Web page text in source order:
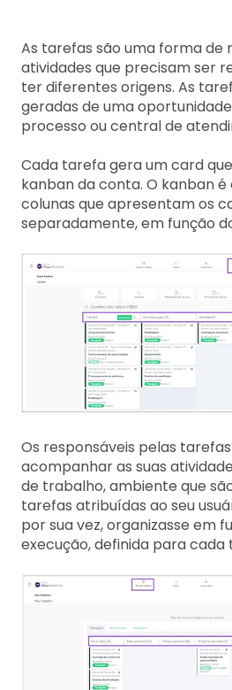
As tarefas são uma forma de
atividades que precisam ser
ter diferentes origens. As
geradas de uma
processo ou central de
Cada tarefa gera um card
kanban da conta. O kanban
colunas que apresentam os
separadamente, em função
Os responsáveis pelas
acompanhar as suas
de trabalho, ambiente que
tarefas atribuídas ao seu
por sua vez, organizasse em
execução, definida para cada